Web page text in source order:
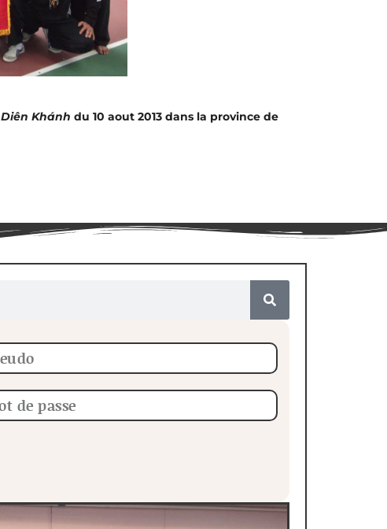
Diên Khánh du 10 aout 2013 dans la province de